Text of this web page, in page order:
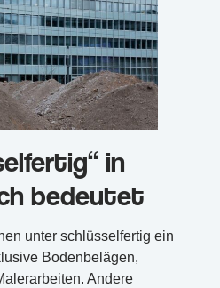
in
bedeutet
unter schlüsselfertig ein
Bodenbelägen,
Andere